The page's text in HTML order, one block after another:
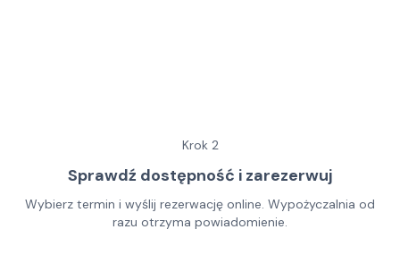
Krok 2
Sprawdź dostępność i zarezerwuj
Wybierz termin i wyślij rezerwację online. Wypożyczalnia od
razu otrzyma powiadomienie.